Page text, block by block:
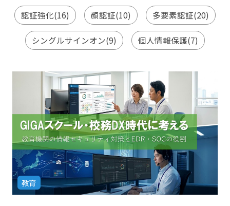
導入支援サービス
保守・サポート情報
医療機関向けセキュリティサービス『Ryobi-
MediSec』
認証強化(16) 顔認証(10) 多要素認証(20)
シングルサインオン(9) 個人情報保護(7)
教育